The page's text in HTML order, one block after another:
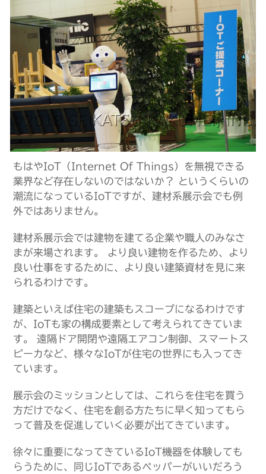
もはやIoT（Internet Of Things）を無視できる
業界など存在しないのではないか？ というくらいの
潮流になっているIoTですが、建材系展示会でも例
外ではありません。
建材系展示会では建物を建てる企業や職人のみなさ
まが来場されます。 より良い建物を作るため、より
良い仕事をするために、より良い建築資材を見に来
られるわけです。
建築といえば住宅の建築もスコープになるわけです
が、IoTも家の構成要素として考えられてきていま
す。 遠隔ドア開閉や遠隔エアコン制御、スマートス
ピーカなど、様々なIoTが住宅の世界にも入ってき
ています。
展示会のミッションとしては、これらを住宅を買う
方だけでなく、住宅を創る方たちに早く知ってもら
って普及を促進していく必要が出てきています。
徐々に重要になってきているIoT機器を体験しても
らうために、同じIoTであるペッパーがいいだろう